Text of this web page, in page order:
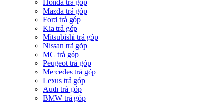
Honda trả góp
Mazda trả góp
Ford trả góp
Kia trả góp
Mitsubishi trả góp
Nissan trả góp
MG trả góp
Peugeot trả góp
Mercedes trả góp
Lexus trả góp
Audi trả góp
BMW trả góp